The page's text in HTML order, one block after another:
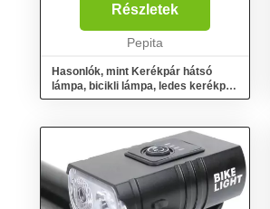
mindenhová a kétkerekűddel
mész, akár még este is? Esetleg
kezdő kerékpáros vag...
Részletek
Pepita
Hasonlók, mint Kerékpár hátsó
lámpa, bicikli lámpa, ledes kerékpár
lámpa - Kör